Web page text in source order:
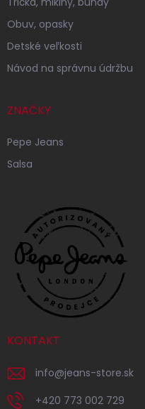
Obuv, opasky
Detské veľkosti
Návod na správnu údržbu
ZNAČKY
Pepe Jeans
Salsa
KONTAKT
info@jeans-store.sk
+420 773 002 729